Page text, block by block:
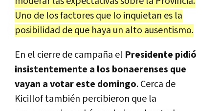
Uno de los factores que lo inquietan es la
posibilidad de que haya un alto ausentismo.
En el cierre de campaña el Presidente pidió
insistentemente a los bonaerenses que
vayan a votar este domingo. Cerca de
Kicillof también percibieron que la